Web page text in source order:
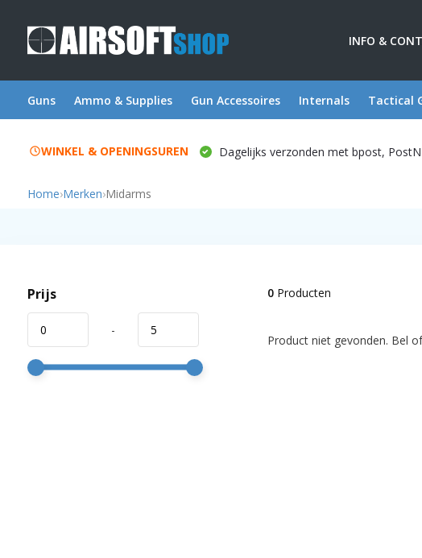
INFO &
Guns Ammo & Supplies Gun Accessoires Internals Tactical
WINKEL & OPENINGSUREN Dagelijks verzonden met bpost,
Home›Merken›Midarms
Prijs
-
0Producten
Product niet gevonden. Bel